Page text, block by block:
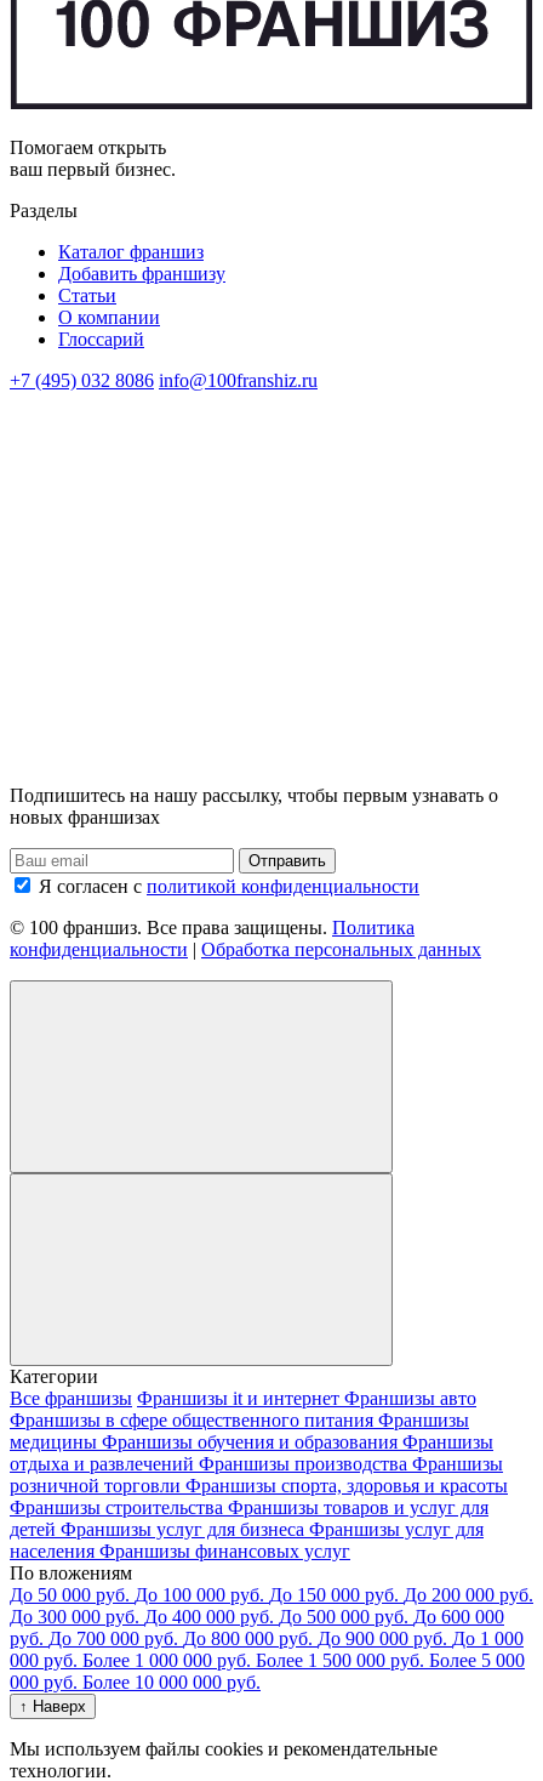
Помогаем открыть
ваш первый бизнес.
Разделы
Каталог франшиз
Добавить франшизу
Статьи
О компании
Глоссарий
+7 (495) 032 8086 info@100franshiz.ru
Подпишитесь на нашу рассылку, чтобы первым узнавать о
новых франшизах
Я согласен с политикой конфиденциальности
© 100 франшиз. Все права защищены. Политика
конфиденциальности | Обработка персональных данных
Категории
Все франшизы Франшизы it и интернет Франшизы авто
Франшизы в сфере общественного питания Франшизы
медицины Франшизы обучения и образования Франшизы
отдыха и развлечений Франшизы производства Франшизы
розничной торговли Франшизы спорта, здоровья и красоты
Франшизы строительства Франшизы товаров и услуг для
детей Франшизы услуг для бизнеса Франшизы услуг для
населения Франшизы финансовых услуг
По вложениям
До 50 000 руб. До 100 000 руб. До 150 000 руб. До 200 000 руб.
До 300 000 руб. До 400 000 руб. До 500 000 руб. До 600 000
руб. До 700 000 руб. До 800 000 руб. До 900 000 руб. До 1 000
000 руб. Более 1 000 000 руб. Более 1 500 000 руб. Более 5 000
000 руб. Более 10 000 000 руб.
↑ Наверх
Мы используем файлы cookies и рекомендательные
технологии.